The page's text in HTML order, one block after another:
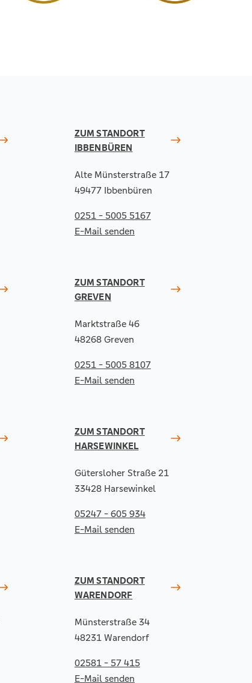
ZUM STANDORT
IBBENBÜREN
Alte Münsterstraße 17
49477 Ibbenbüren
0251 - 5005 5167
E-Mail senden
ZUM STANDORT
GREVEN
Marktstraße 46
48268 Greven
0251 - 5005 8107
E-Mail senden
ZUM STANDORT
HARSEWINKEL
Gütersloher Straße 21
33428 Harsewinkel
05247 - 605 934
E-Mail senden
ZUM STANDORT
WARENDORF
Münsterstraße 34
48231 Warendorf
02581 - 57 415
E-Mail senden